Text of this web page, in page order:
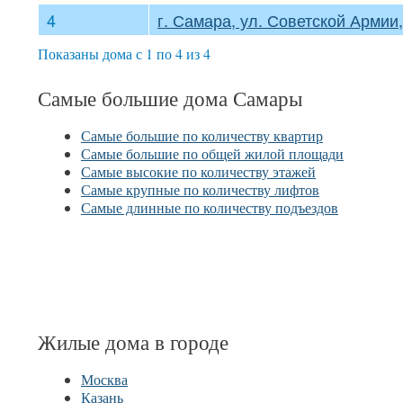
4
г. Самара, ул. Советской
Показаны дома с 1 по 4 из 4
Самые большие дома Самары
Самые большие по количеству квартир
Самые большие по общей жилой площади
Самые высокие по количеству этажей
Самые крупные по количеству лифтов
Самые длинные по количеству подъездов
Жилые дома в городе
Москва
Казань